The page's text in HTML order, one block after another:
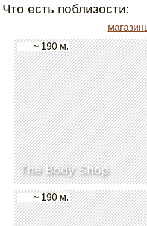
Что есть поблизости:
The Body Shop
~ 190 м.
~ 190 м.